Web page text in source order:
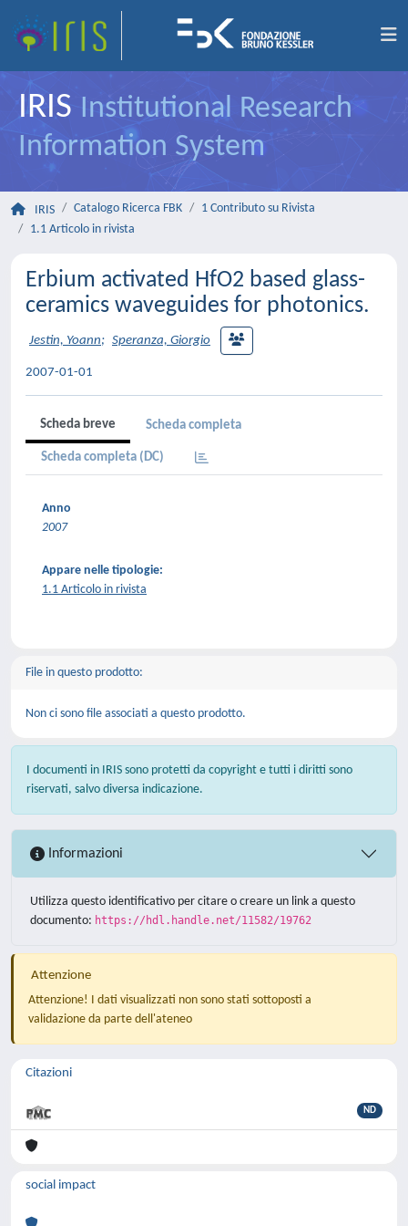
IRIS Institutional Research
Information System
IRIS Catalogo Ricerca FBK
1 Contributo su Rivista
1.1 Articolo in rivista
Erbium activated HfO2 based glass-
ceramics waveguides for photonics.
Jestin, Yoann; Speranza, Giorgio
2007-01-01
Scheda breve Scheda completa
Scheda completa (DC)
Anno
2007
Appare nelle tipologie:
1.1 Articolo in rivista
File in questo prodotto:
Non ci sono file associati a questo prodotto.
I documenti in IRIS sono protetti da copyright e tutti i diritti sono
riservati, salvo diversa indicazione.
Informazioni
Utilizza questo identificativo per citare o creare un link a questo
documento: https://hdl.handle.net/11582/19762
Attenzione
Attenzione! I dati visualizzati non sono stati sottoposti a
validazione da parte dell'ateneo
Citazioni
ND
social impact